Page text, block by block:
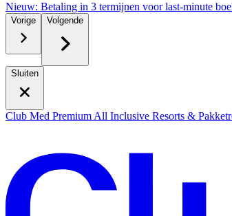
Nieuw: Betaling in 3 termijnen voor last-minute
Vorige Volgende
Sluiten
Club Med Premium All Inclusive Resorts &